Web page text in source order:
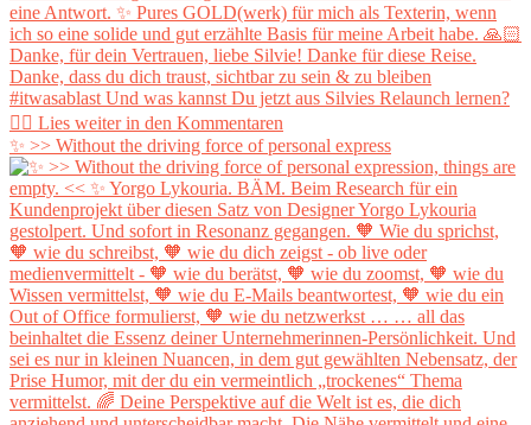
✨ >> Without the driving force of personal express